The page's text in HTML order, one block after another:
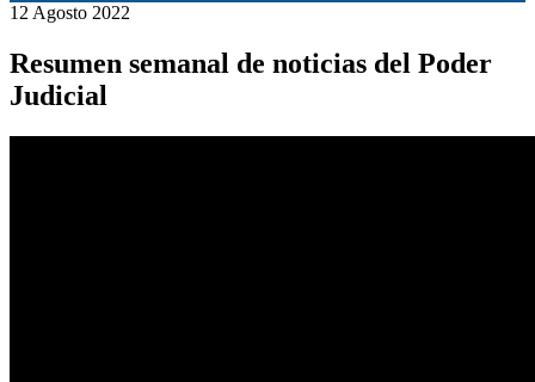
12 Agosto 2022
Resumen semanal de noticias del Poder
Judicial